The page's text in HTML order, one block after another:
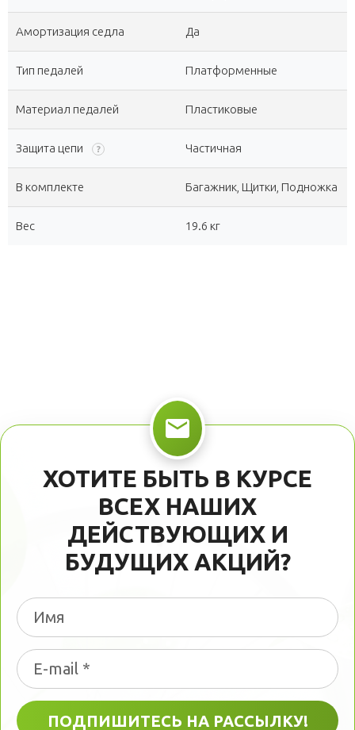
Амортизация седла Да
Тип педалей Платформенные
Материал педалей Пластиковые
Защита цепи ? Частичная
В комплекте Багажник, Щитки, Подножка
Вес 19.6 кг
ХОТИТЕ БЫТЬ В КУРСЕ
ВСЕХ НАШИХ
ДЕЙСТВУЮЩИХ И
БУДУЩИХ АКЦИЙ?